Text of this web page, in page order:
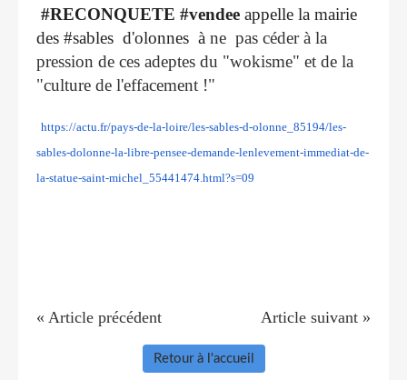
#RECONQUETE #vendee appelle la mairie
des #sables d'olonnes à ne pas céder à la
pression de ces adeptes du "wokisme" et de la
"culture de l'effacement !"
https://actu.fr/pays-de-la-loire/les-sables-d-olonne_85194/les-
sables-dolonne-la-libre-pensee-demande-lenlevement-immediat-de-
la-statue-saint-michel_55441474.html?s=09
« Article précédent Article suivant »
Retour à l'accueil